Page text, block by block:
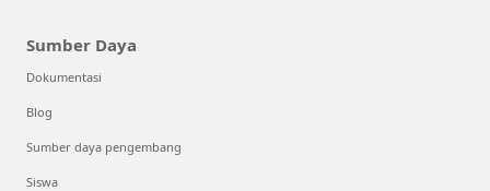
Sumber Daya
Dokumentasi
Blog
Sumber daya pengembang
Siswa